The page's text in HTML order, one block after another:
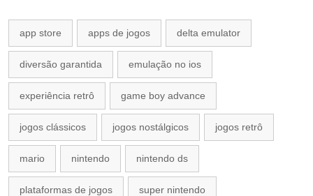
app store apps de jogos delta emulator
diversão garantida emulação no ios
experiência retrô game boy advance
jogos clássicos jogos nostálgicos jogos retrô
mario nintendo nintendo ds
plataformas de jogos super nintendo